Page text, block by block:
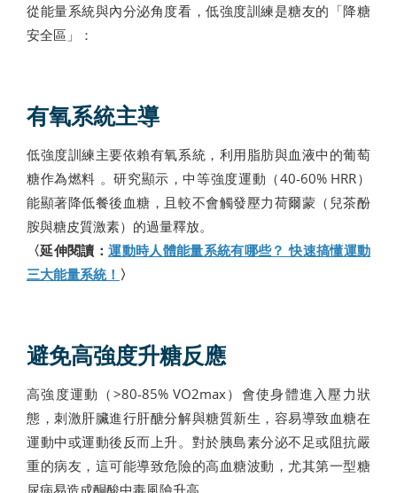
從能量系統與內分泌角度看，低強度訓練是糖友的「降糖
安全區」：
有氧系統主導
低強度訓練主要依賴有氧系統，利用脂肪與血液中的葡萄
糖作為燃料 。研究顯示，中等強度運動（40-60% HRR）
能顯著降低餐後血糖，且較不會觸發壓力荷爾蒙（兒茶酚
胺與糖皮質激素）的過量釋放。
〈延伸閱讀：運動時人體能量系統有哪些？ 快速搞懂運動
三大能量系統！ 〉
避免高強度升糖反應
高強度運動（>80-85% VO2max）會使身體進入壓力狀
態，刺激肝臟進行肝醣分解與糖質新生，容易導致血糖在
運動中或運動後反而上升。對於胰島素分泌不足或阻抗嚴
重的病友，這可能導致危險的高血糖波動，尤其第一型糖
尿病易造成酮酸中毒風險升高。